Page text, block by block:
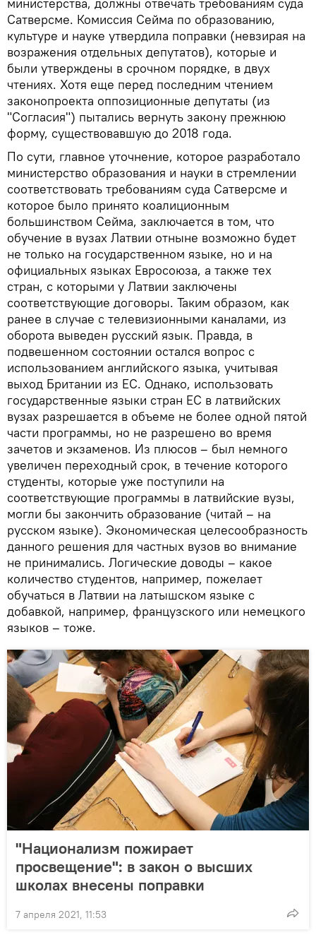
Сатверсме. Комиссия Сейма по образованию,
культуре и науке утвердила поправки (невзирая на
возражения отдельных депутатов), которые и
были утверждены в срочном порядке, в двух
чтениях. Хотя еще перед последним чтением
законопроекта оппозиционные депутаты (из
"Согласия") пытались вернуть закону прежнюю
форму, существовавшую до 2018 года.
По сути, главное уточнение, которое разработало
министерство образования и науки в стремлении
соответствовать требованиям суда Сатверсме и
которое было принято коалиционным
большинством Сейма, заключается в том, что
обучение в вузах Латвии отныне возможно будет
не только на государственном языке, но и на
официальных языках Евросоюза, а также тех
стран, с которыми у Латвии заключены
соответствующие договоры. Таким образом, как
ранее в случае с телевизионными каналами, из
оборота выведен русский язык. Правда, в
подвешенном состоянии остался вопрос с
использованием английского языка, учитывая
выход Британии из ЕС. Однако, использовать
государственные языки стран ЕС в латвийских
вузах разрешается в объеме не более одной пятой
части программы, но не разрешено во время
зачетов и экзаменов. Из плюсов – был немного
увеличен переходный срок, в течение которого
студенты, которые уже поступили на
соответствующие программы в латвийские вузы,
могли бы закончить образование (читай – на
русском языке). Экономическая целесообразность
данного решения для частных вузов во внимание
не принимались. Логические доводы – какое
количество студентов, например, пожелает
обучаться в Латвии на латышском языке с
добавкой, например, французского или немецкого
языков – тоже.
"Национализм пожирает
просвещение": в закон о высших
школах внесены поправки
7 апреля 2021, 11:53